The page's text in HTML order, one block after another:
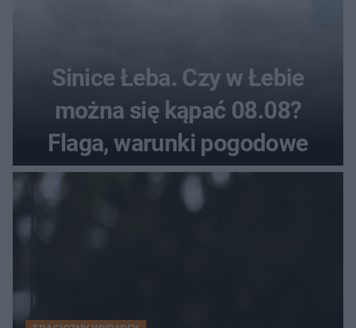
Sinice Łeba. Czy w Łebie
można się kąpać 08.08?
Flaga, warunki pogodowe